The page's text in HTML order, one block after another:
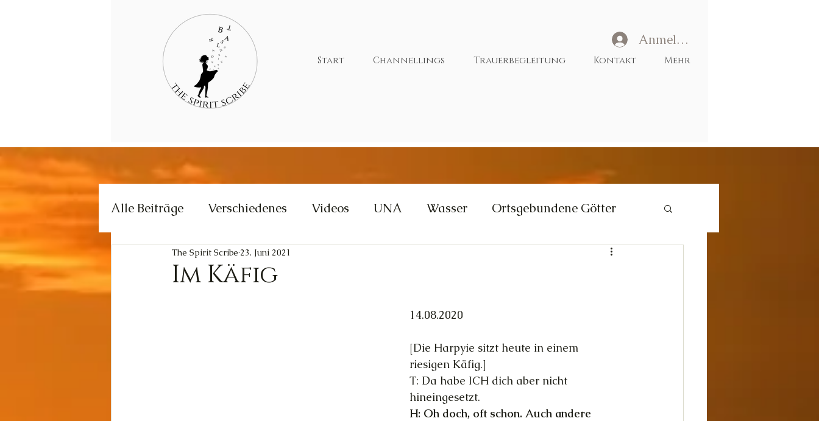
Anmelden
Start Channellings Trauerbegleitung Kontakt Mehr
Alle Beiträge Verschiedenes Videos UNA Wasser Ortsgebundene Götter
Kommunikation Kreativität
Ortsgebundene Götter
Frau & Familie
Im Käfig
The Spirit Scribe 23. Juni 2021
14.08.2020
[Die Harpyie sitzt heute in einem
riesigen Käfig.]
T: Da habe ICH dich aber nicht
hineingesetzt.
H: Oh doch, oft schon. Auch andere